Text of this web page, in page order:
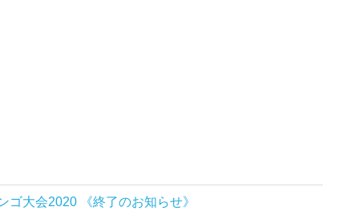
大会2020 《終了のお知らせ》